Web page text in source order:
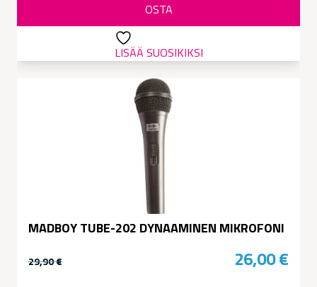
22,99 €.
21,00 €.
OSTA
LISÄÄ SUOSIKIKSI
MADBOY TUBE-202 DYNAAMINEN MIKROFONI
29,90€ 26,00€